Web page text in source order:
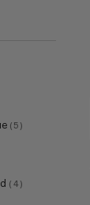
( 5 )
( 4 )